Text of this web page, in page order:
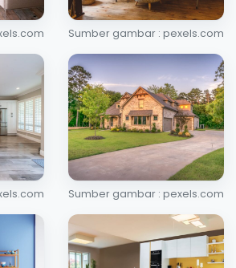
Sumber gambar : pexels.com
Sumber gambar : pexels.com